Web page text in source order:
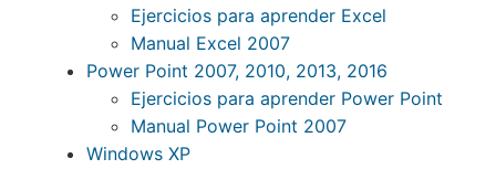
Ejercicios para aprender Excel
Manual Excel 2007
Power Point 2007, 2010, 2013, 2016
Ejercicios para aprender Power Point
Manual Power Point 2007
Windows XP